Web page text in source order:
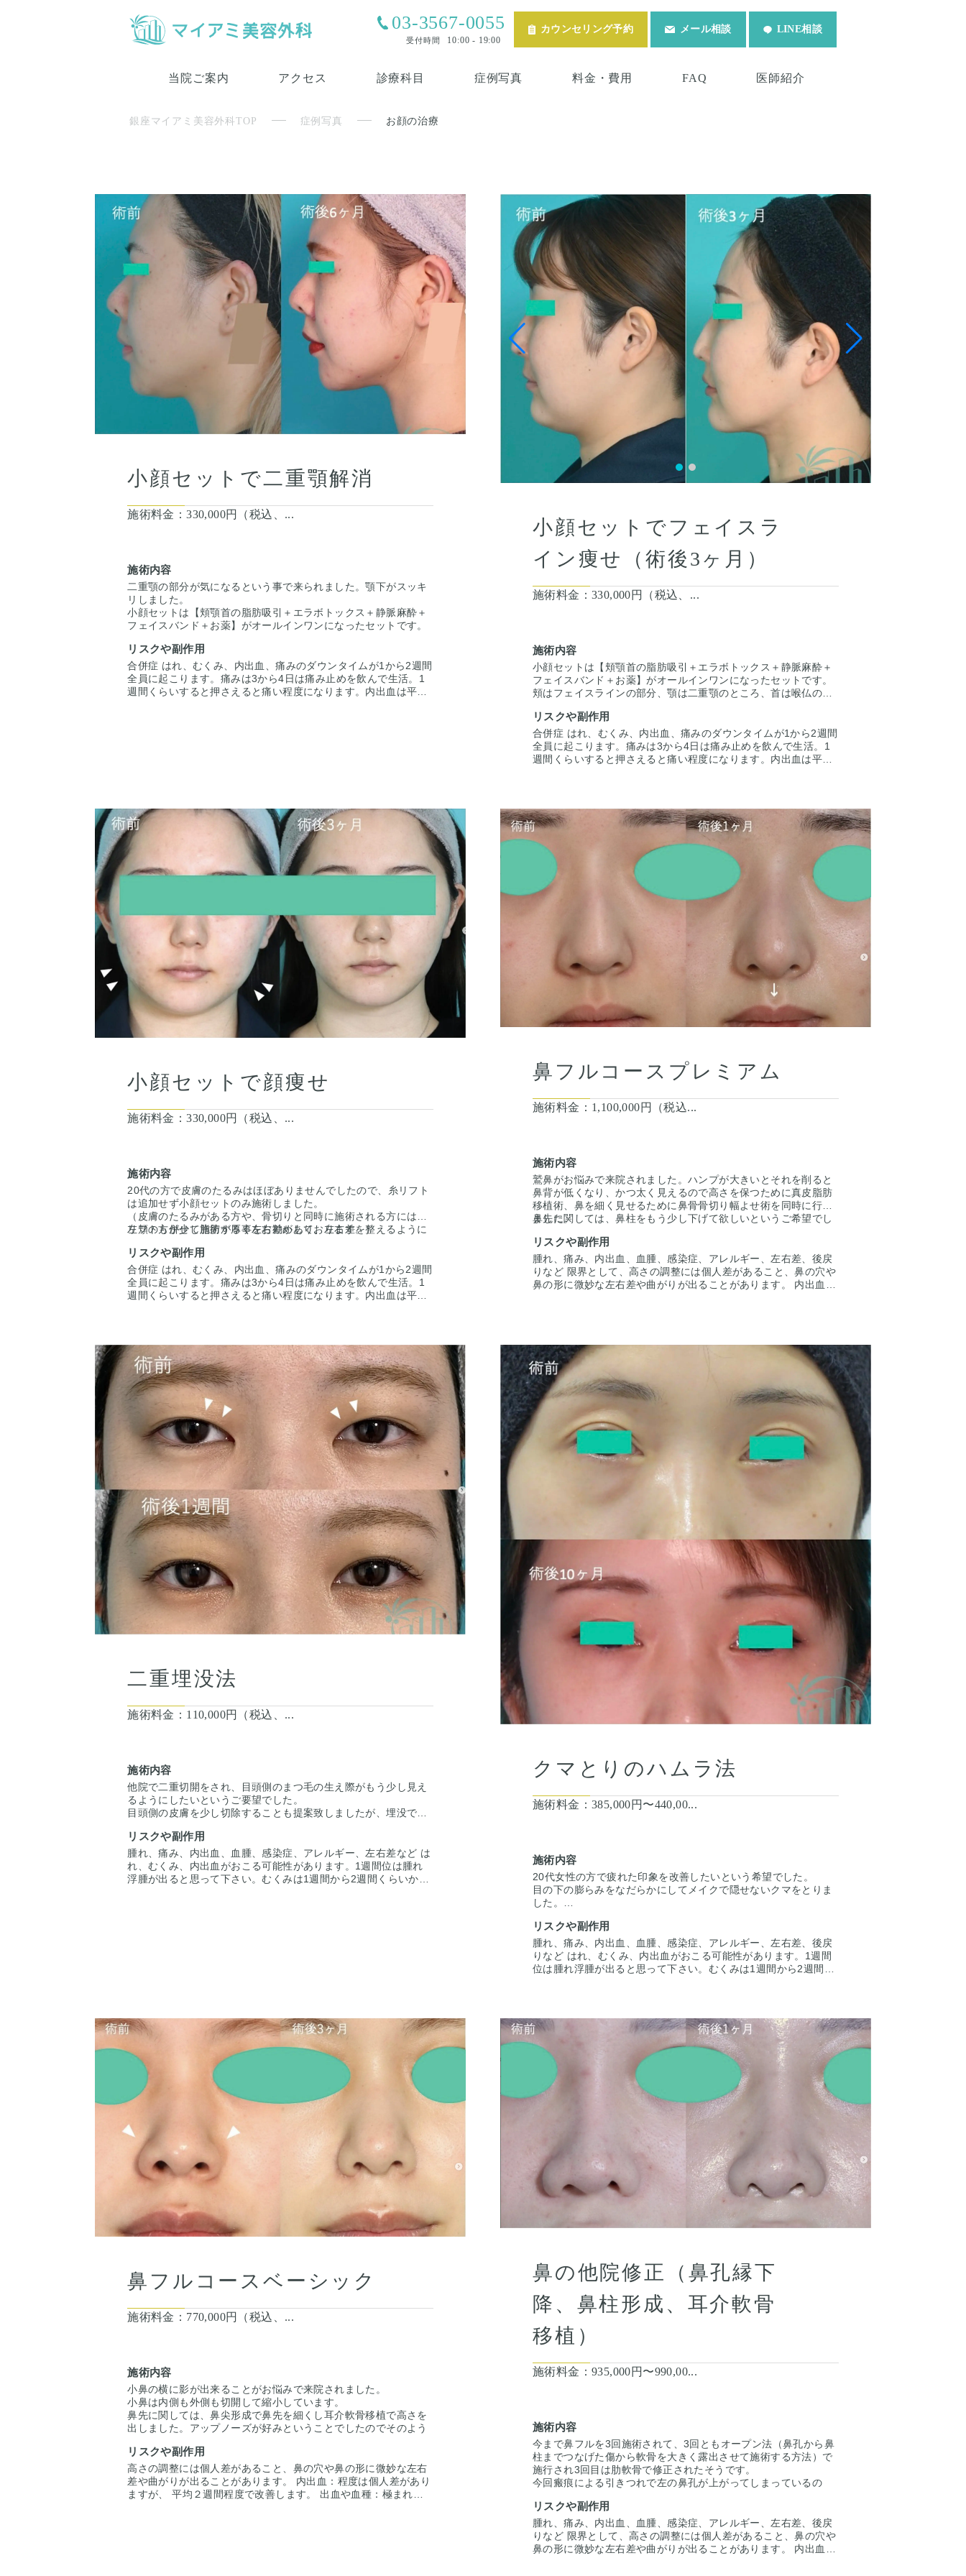
03-3567-0055
受付時間 10:00 - 19:00
カウンセリング予約 メール相談 LINE相談
当院ご案内 アクセス 診療科目 症例写真 料金・費用 FAQ 医師紹介
銀座マイアミ美容外科TOP 症例写真 お顔の治療
小顔セットで二重顎解消
施術料金：330,000円（税込、...
施術内容
二重顎の部分が気になるという事で来られました。顎下がスッキ
リしました。
小顔セットは【頬顎首の脂肪吸引＋エラボトックス＋静脈麻酔＋
フェイスバンド＋お薬】がオールインワンになったセットです。
さあたりまでの脂肪を吸引しフェイスラインをスッキリとしま
す。
リスクや副作用
合併症 はれ、むくみ、内出血、痛みのダウンタイムが1から2週間
全員に起こります。痛みは3から4日は痛み止めを飲んで生活。1
週間くらいすると押さえると痛い程度になります。内出血は平均
小顔セットでフェイスラ
イン痩せ（術後3ヶ月）
施術料金： 330,000円（税込、...
施術内容
小顔セットは【頬顎首の脂肪吸引＋エラボトックス＋静脈麻酔＋
フェイスバンド＋お薬】がオールインワンになったセットです。
頬はフェイスラインの部分、顎は二重顎のところ、首は喉仏の高
す。3ヶ月後のお写真で顎下の拘縮がまだ残存していますが術後
半年経てば拘縮は改善し顎下はさらにくびれます。
リスクや副作用
合併症 はれ、むくみ、内出血、痛みのダウンタイムが1から2週間
全員に起こります。痛みは3から4日は痛み止めを飲んで生活。1
週間くらいすると押さえると痛い程度になります。内出血は平均
持って当院で治療します。仕上がりには個人差があるので、手術
を受けた人全員がこの写真の様な変化をするわけではありません
のでご注意下さい。カウンセリングにて、診察させていただいた
上でその方一人一人の状態をふまえて、アドバイスさせていただ
きたいと思います。
小顔セットで顔痩せ
施術料金：330,000円（税込、...
施術内容
20代の方で皮膚のたるみはほぼありませんでしたので、糸リフト
は追加せず小顔セットのみ施術しました。
（皮膚のたるみがある方や、骨切りと同時に施術される方には糸
リフトも併せて施術する事をお勧めしております。）
左頬の方が少し脂肪が厚く左右差があり、左右差を整えるように
リスクや副作用
合併症 はれ、むくみ、内出血、痛みのダウンタイムが1から2週間
全員に起こります。痛みは3から4日は痛み止めを飲んで生活。1
週間くらいすると押さえると痛い程度になります。内出血は平均
持って当院で治療します。仕上がりには個人差があるので、手術
を受けた人全員がこの写真の様な変化をするわけではありません
のでご注意下さい。カウンセリングにて、診察させていただいた
上でその方一人一人の状態をふまえて、アドバイスさせていただ
きたいと思います。
鼻フルコースプレミアム
施術料金： 1,100,000円（税込...
施術内容
鷲鼻がお悩みで来院されました。ハンプが大きいとそれを削ると
鼻背が低くなり、かつ太く見えるので高さを保つために真皮脂肪
移植術、鼻を細く見せるために鼻骨骨切り幅よせ術を同時に行い
ました。
鼻先に関しては、鼻柱をもう少し下げて欲しいというご希望でし
鼻尖の高さが低くならないように鼻尖形成術・耳介軟骨移植術で
鼻先の高さを保つようにしました。
今回の手術はオープン法（鼻孔から鼻柱までつなげた傷から軟骨
を大きく露出させて施術する方法）で行いました。4枚目の写真
のように鼻柱の真ん中に傷跡が出来ますが術後1ヶ月ですのでま
リスクや副作用
腫れ、痛み、内出血、血腫、感染症、アレルギー、左右差、後戻
りなど 限界として、高さの調整には個人差があること、鼻の穴や
鼻の形に微妙な左右差や曲がりが出ることがあります。 内出血：
す。7日程で楽になり、押えたら痛い程度。 感染：ごく稀に、細
菌感染がおこることもあります。その際は、抗生剤の投与や洗浄
をすることが必要になる場合があります。
二重埋没法
施術料金： 110,000円（税込、...
施術内容
他院で二重切開をされ、目頭側のまつ毛の生え際がもう少し見え
るようにしたいというご要望でした。
目頭側の皮膚を少し切除することも提案致しましたが、埋没での
た出てくるという事もご了承の上、埋没での修正を行いました。
自然に目頭側のまつ毛の生え際が見えるようになりました。
リスクや副作用
腫れ、痛み、内出血、血腫、感染症、アレルギー、左右差など は
れ、むくみ、内出血がおこる可能性があります。1週間位は腫れ
浮腫が出ると思って下さい。むくみは1週間から2週間くらいかけ
クマとりのハムラ法
施術料金： 385,000円〜440,00...
施術内容
20代女性の方で疲れた印象を改善したいという希望でした。
目の下の膨らみをなだらかにしてメイクで隠せないクマをとりま
した。
リスクや副作用
腫れ、痛み、内出血、血腫、感染症、アレルギー、左右差、後戻
りなど はれ、むくみ、内出血がおこる可能性があります。1週間
位は腫れ浮腫が出ると思って下さい。むくみは1週間から2週間く
わけではない事にも注意してください。その人ごとに個性があり
ますので、手術の結果にも個人差はあります。
鼻フルコースベーシック
施術料金： 770,000円（税込、...
施術内容
小鼻の横に影が出来ることがお悩みで来院されました。
小鼻は内側も外側も切開して縮小しています。
鼻先に関しては、鼻尖形成で鼻先を細くし耳介軟骨移植で高さを
出しました。アップノーズが好みということでしたのでそのよう
リスクや副作用
高さの調整には個人差があること、鼻の穴や鼻の形に微妙な左右
差や曲がりが出ることがあります。 内出血：程度は個人差があり
ますが、 平均２週間程度で改善します。 出血や血種：極まれに
鼻の他院修正（鼻孔縁下
降、鼻柱形成、耳介軟骨
移植）
施術料金： 935,000円〜990,00...
施術内容
今まで鼻フルを3回施術されて、3回ともオープン法（鼻孔から鼻
柱までつなげた傷から軟骨を大きく露出させて施術する方法）で
施行され3回目は肋軟骨で修正されたそうです。
今回瘢痕による引きつれで左の鼻孔が上がってしまっているの
てほしいという希望でした。そこまで大きな変化は求めてはいな
いという事でした。
今回の修正はクローズ法で行なっています。
左の鼻孔は瘢痕で引きつれていましたのでしっかり剥離して耳の
軟骨をコンポジットグラフトし鼻孔縁下降しました。
リスクや副作用
腫れ、痛み、内出血、血腫、感染症、アレルギー、左右差、後戻
りなど 限界として、高さの調整には個人差があること、鼻の穴や
鼻の形に微妙な左右差や曲がりが出ることがあります。 内出血：